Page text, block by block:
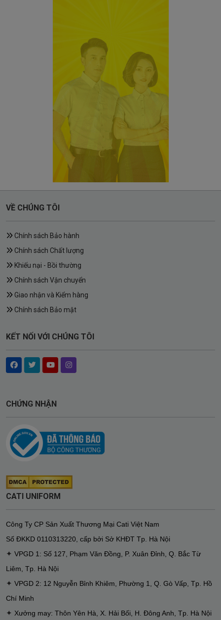
VỀ CHÚNG TÔI
Chính sách Bảo hành
Chính sách Chất lượng
Khiếu nại - Bồi thường
Chính sách Vận chuyển
Giao nhận và Kiểm hàng
Chính sách Bảo mật
KẾT NỐI VỚI CHÚNG TÔI
CHỨNG NHẬN
CATI UNIFORM
Công Ty CP Sản Xuất Thương Mại Cati Việt Nam
Số ĐKKD 0110313220 cấp bởi Sở KHĐT Tp. Hà Nội
✦ VPGD 1: Số 127, Phạm Văn Đồng, P. Xuân Đỉnh, Q. Bắc Từ
Liêm, Tp. Hà Nội
✦ VPGD 2: 12 Nguyễn Bỉnh Khiêm, Phường 1, Q. Gò Vấp, Tp. Hồ
Chí Minh
✦ Xưởng may: Thôn Yên Hà, X. Hải Bối, H. Đông Anh, Tp. Hà Nội